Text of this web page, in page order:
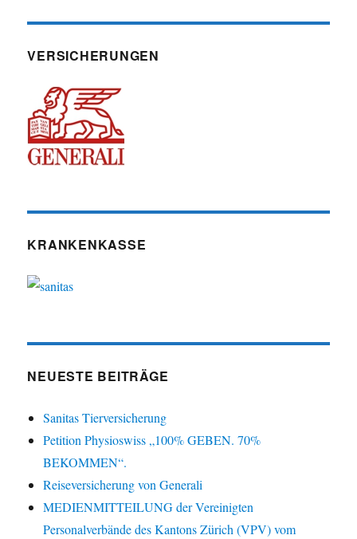
VERSICHERUNGEN
KRANKENKASSE
NEUESTE BEITRÄGE
Sanitas Tierversicherung
Petition Physioswiss „100% GEBEN. 70%
BEKOMMEN“.
Reiseversicherung von Generali
MEDIENMITTEILUNG der Vereinigten
Personalverbände des Kantons Zürich (VPV) vom